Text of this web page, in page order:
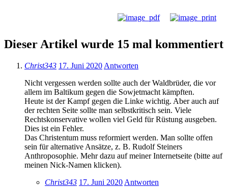
Dieser Artikel wurde 15 mal kommentiert
Christ343 17. Juni 2020 Antworten
Nicht vergessen werden sollte auch der Waldbrüder, die vor
allem im Baltikum gegen die Sowjetmacht kämpften.
Heute ist der Kampf gegen die Linke wichtig. Aber auch auf
der rechten Seite sollte man selbstkritisch sein. Viele
Rechtskonservative wollen viel Geld für Rüstung ausgeben.
Dies ist ein Fehler.
Das Christentum muss reformiert werden. Man sollte offen
sein für alternative Ansätze, z. B. Rudolf Steiners
Anthroposophie. Mehr dazu auf meiner Internetseite (bitte auf
meinen Nick-Namen klicken).
Christ343 17. Juni 2020 Antworten